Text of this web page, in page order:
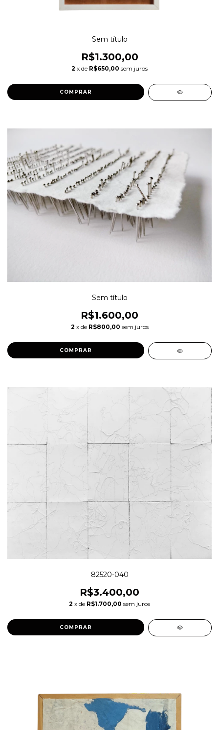
Sem título
R$1.300,00
2 x de R$650,00 sem juros
Sem título
R$1.600,00
2 x de R$800,00 sem juros
82520-040
R$3.400,00
2 x de R$1.700,00 sem juros